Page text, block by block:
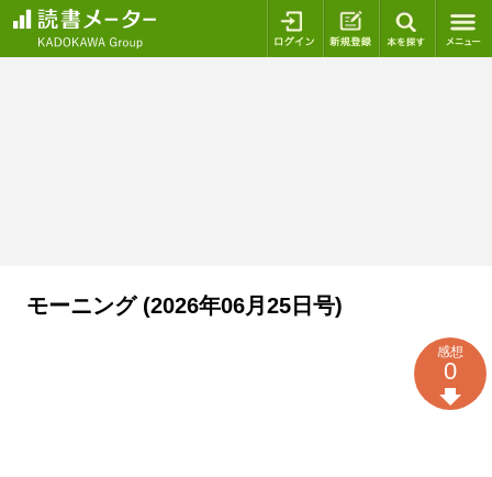
ログイン 新規登録
モーニング (2026年06月25日号)
感想
0